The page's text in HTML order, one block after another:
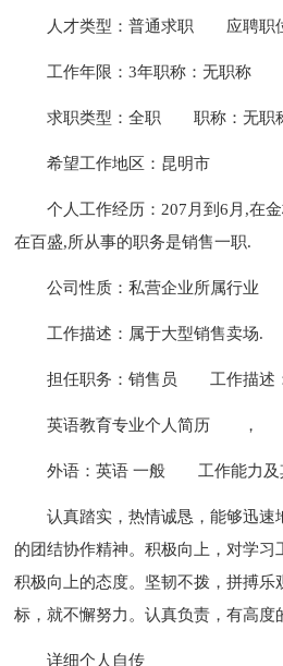
人才类型：普通求职 应聘职
工作年限：3年职称：无职称
求职类型：全职 职称：无职
希望工作地区：昆明市
个人工作经历：207月到6月,在
在百盛,所从事的职务是销售一职.
公司性质：私营企业所属行业
工作描述：属于大型销售卖场.
担任职务：销售员 工作描述
英语教育专业个人简历 ，
外语：英语 一般 工作能力
认真踏实，热情诚恳，能够迅速
的团结协作精神。积极向上，对学习
积极向上的态度。坚韧不拨，拼搏乐
标，就不懈努力。认真负责，有高度
详细个人自传